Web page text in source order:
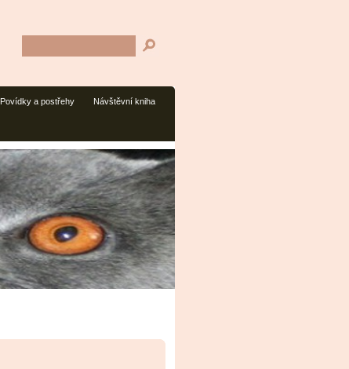
Povídky a postřehy Návštěvní kniha